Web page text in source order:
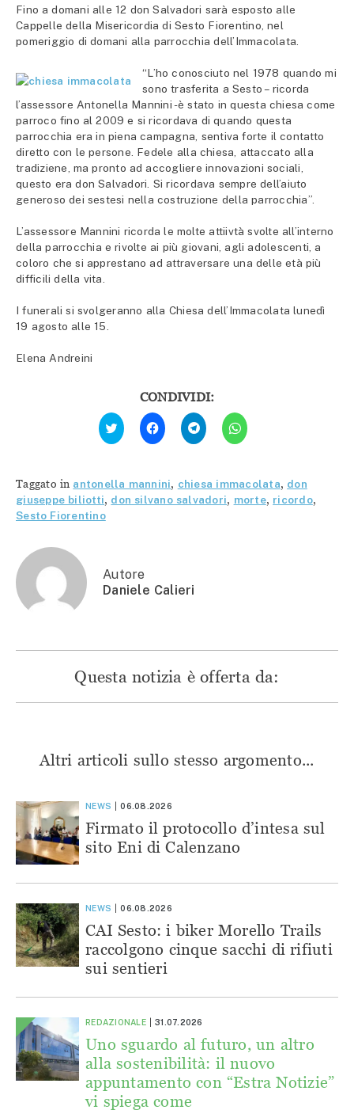
Fino a domani alle 12 don Salvadori sarà esposto alle
Cappelle della Misericordia di Sesto Fiorentino, nel
pomeriggio di domani alla parrocchia dell’Immacolata.
“L’ho conosciuto nel 1978 quando mi
sono trasferita a Sesto – ricorda
l’assessore Antonella Mannini -è stato in questa chiesa come
parroco fino al 2009 e si ricordava di quando questa
parrocchia era in piena campagna, sentiva forte il contatto
diretto con le persone. Fedele alla chiesa, attaccato alla
tradiziene, ma pronto ad accogliere innovazioni sociali,
questo era don Salvadori. Si ricordava sempre dell’aiuto
generoso dei sestesi nella costruzione della parrocchia”.
L’assessore Mannini ricorda le molte attiivtà svolte all’interno
della parrocchia e rivolte ai più giovani, agli adolescenti, a
coloro che si apprestano ad attraversare una delle età più
difficili della vita.
I funerali si svolgeranno alla Chiesa dell’Immacolata lunedì
19 agosto alle 15.
Elena Andreini
CONDIVIDI:
Fai
clic
qui
Twitter
(Si
apre
in
Fai
clic
per
condividere
(Si
apre
in
una
Fai
clic
per
condividere
(Si
apre
in
una
Fai
clic
per
(Si
apre
in
una
Taggato in antonella mannini, chiesa immacolata, don
giuseppe biliotti, don silvano salvadori, morte, ricordo,
Sesto Fiorentino
Autore
Daniele Calieri
Questa notizia è offerta da:
Altri articoli sullo stesso argomento...
NEWS 06.08.2026
Firmato il protocollo d’intesa sul
sito Eni di Calenzano
NEWS 06.08.2026
CAI Sesto: i biker Morello Trails
raccolgono cinque sacchi di rifiuti
sui sentieri
REDAZIONALE 31.07.2026
Uno sguardo al futuro, un altro
alla sostenibilità: il nuovo
appuntamento con “Estra Notizie”
vi spiega come